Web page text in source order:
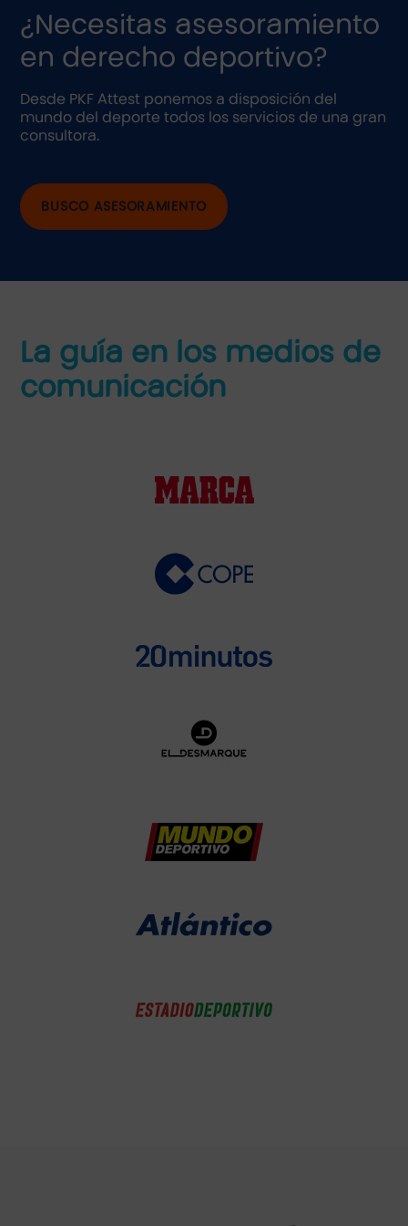
¿Necesitas asesoramiento
en derecho deportivo?
Desde PKF Attest ponemos a disposición del
mundo del deporte todos los servicios de una gran
consultora.
BUSCO ASESORAMIENTO
La guía en los medios de
comunicación